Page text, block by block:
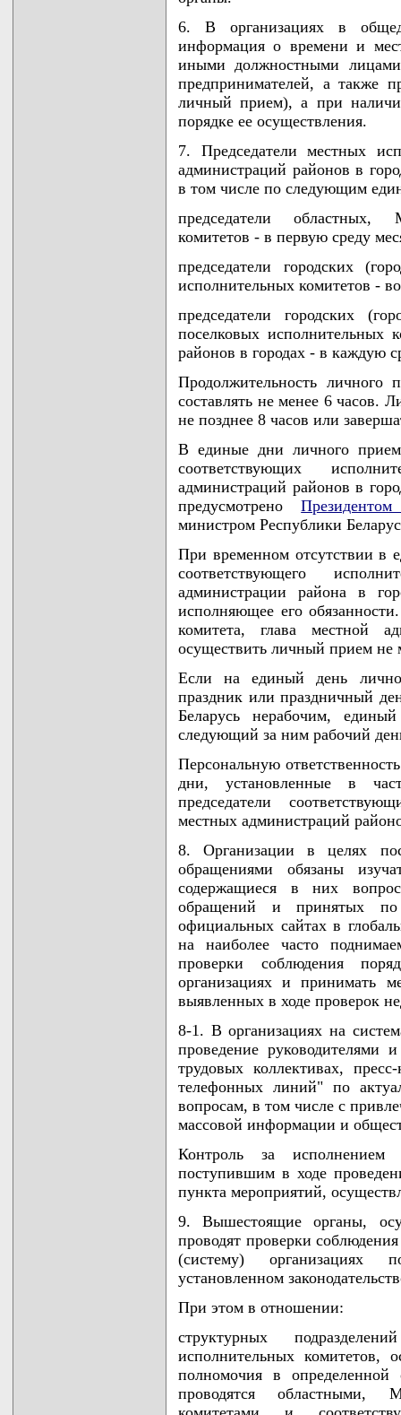
6. В организациях в
информация о времени и
иными должностными
предпринимателей, а также
личный прием), а при
порядке ее осуществления.
7. Председатели местных
администраций районов в
в том числе по следующим
председатели областных,
комитетов - в первую среду
председатели городских
исполнительных комитетов -
председатели городских
поселковых исполнительных
районов в городах - в каждую
Продолжительность
составлять не менее 6 часов.
не позднее 8 часов или
В единые дни личного
соответствующих
администраций районов в
предусмотрено
министром Республики
При временном отсутствии в
соответствующего
администрации района в
исполняющее его
комитета, глава местной
осуществить личный прием не
Если на единый день
праздник или праздничный
Беларусь нерабочим,
следующий за ним рабочий
Персональную
дни, установленные в
председатели
местных администраций
8. Организации в целях
обращениями обязаны
содержащиеся в них
обращений и принятых
официальных сайтах в
на наиболее часто
проверки соблюдения
организациях и принимать
выявленных в ходе проверок
8-1. В организациях на
проведение
трудовых коллективах,
телефонных линий" по
вопросам, в том числе с
массовой информации и
Контроль за
поступившим в ходе
пункта мероприятий,
9. Вышестоящие органы,
проводят проверки
(систему) организациях
установленном
При этом в отношении:
структурных
исполнительных комитетов,
полномочия в определенной
проводятся областными,